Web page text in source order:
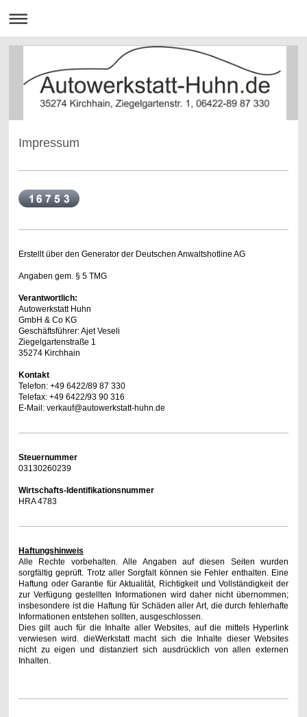
Impressum
Erstellt über den Generator der Deutschen Anwaltshotline AG
Angaben gem. § 5 TMG
Verantwortlich:
Autowerkstatt Huhn
GmbH & Co KG
Geschäftsführer: Ajet Veseli
Ziegelgartenstraße 1
35274 Kirchhain
Kontakt
Telefon: +49 6422/89 87 330
Telefax: +49 6422/93 90 316
E-Mail: verkauf@autowerkstatt-huhn.de
Steuernummer
03130260239
Wirtschafts-Identifikationsnummer
HRA 4783
Haftungshinweis
Alle Rechte vorbehalten. Alle Angaben auf diesen Seiten wurden
sorgfältig geprüft. Trotz aller Sorgfalt können sie Fehler enthalten. Eine
Haftung oder Garantie für Aktualität, Richtigkeit und Vollständigkeit der
zur Verfügung gestellten Informationen wird daher nicht übernommen;
insbesondere ist die Haftung für Schäden aller Art, die durch fehlerhafte
Informationen entstehen sollten, ausgeschlossen.
Dies gilt auch für die Inhalte aller Websites, auf die mittels Hyperlink
verwiesen wird. dieWerkstatt macht sich die Inhalte dieser Websites
nicht zu eigen und distanziert sich ausdrücklich von allen externen
Inhalten.